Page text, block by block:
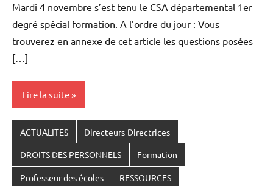
Mardi 4 novembre s’est tenu le CSA départemental 1er
degré spécial formation. A l’ordre du jour : Vous
trouverez en annexe de cet article les questions posées
[…]
Lire la suite
ACTUALITES Directeurs-Directrices
DROITS DES PERSONNELS Formation
Professeur des écoles RESSOURCES